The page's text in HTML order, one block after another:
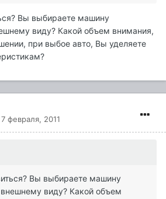
Вы выбираете машину
виду? Какой объем внимания,
при выбое авто, Вы уделяете
7 февраля, 2011
Вы выбираете машину
виду? Какой объем